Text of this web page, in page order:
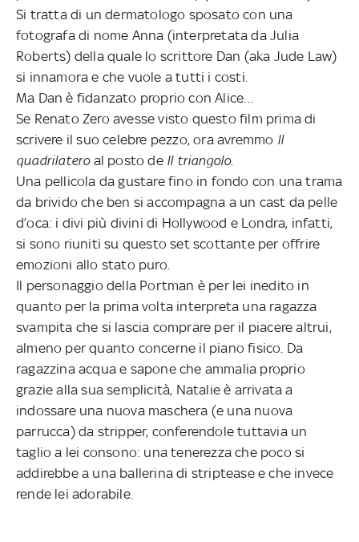
Si tratta di un dermatologo sposato con una
fotografa di nome Anna (interpretata da Julia
Roberts) della quale lo scrittore Dan (aka Jude Law)
si innamora e che vuole a tutti i costi.
Ma Dan è fidanzato proprio con Alice…
Se Renato Zero avesse visto questo film prima di
scrivere il suo celebre pezzo, ora avremmo Il
quadrilateroal posto de Il triangolo.
Una pellicola da gustare fino in fondo con una trama
da brivido che ben si accompagna a un cast da pelle
d’oca: i divi più divini di Hollywood e Londra, infatti,
si sono riuniti su questo set scottante per offrire
emozioni allo stato puro.
Il personaggio della Portman è per lei inedito in
quanto per la prima volta interpreta una ragazza
svampita che si lascia comprare per il piacere altrui,
almeno per quanto concerne il piano fisico. Da
ragazzina acqua e sapone che ammalia proprio
grazie alla sua semplicità, Natalie è arrivata a
indossare una nuova maschera (e una nuova
parrucca) da stripper, conferendole tuttavia un
taglio a lei consono: una tenerezza che poco si
addirebbe a una ballerina di striptease e che invece
rende lei adorabile.